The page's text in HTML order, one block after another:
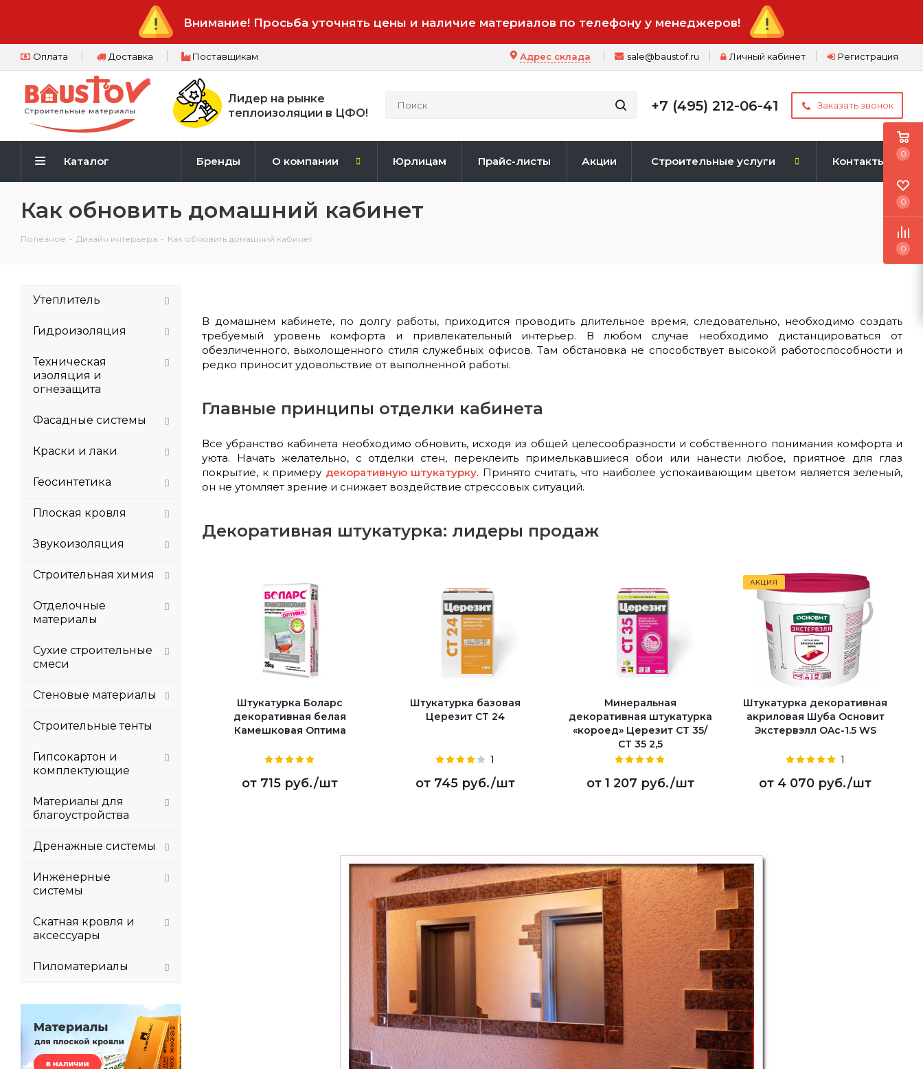
Внимание! Просьба уточнять цены и наличие материалов по телефону у менеджеров!
Оплата Доставка Поставщикам Регистрация
Личный кабинет
sale@baustof.ru
Адрес склада
Лидер на рынке
теплоизоляции в ЦФО!
+7 (495) 212-06-41 Заказать звонок
Каталог Бренды О компании Юрлицам Прайс-листы Акции Строительные услуги Контакты
Как обновить домашний кабинет
Полезное - Дизайн интерьера - Как обновить домашний кабинет
В домашнем кабинете, по долгу работы, приходится проводить длительное время, следовательно, необходимо создать
требуемый уровень комфорта и привлекательный интерьер. В любом случае необходимо дистанцироваться от
обезличенного, выхолощенного стиля служебных офисов. Там обстановка не способствует высокой работоспособности и
редко приносит удовольствие от выполненной работы.
Главные принципы отделки кабинета
Все убранство кабинета необходимо обновить, исходя из общей целесообразности и собственного понимания комфорта и
уюта. Начать желательно, с отделки стен, переклеить примелькавшиеся обои или нанести любое, приятное для глаз
покрытие, к примеру декоративную штукатурку. Принято считать, что наиболее успокаивающим цветом является зеленый,
он не утомляет зрение и снижает воздействие стрессовых ситуаций.
Декоративная штукатурка: лидеры продаж
Штукатурка Боларс
декоративная белая
Камешковая Оптима
от 715 руб./шт
Штукатурка базовая
Церезит CT 24
1
от 745 руб./шт
Минеральная
декоративная штукатурка
«короед» Церезит CT 35/
CT 35 2,5
от 1 207 руб./шт
АКЦИЯ
Штукатурка декоративная
акриловая Шуба Основит
Экстервэлл OAc-1.5 WS
1
от 4 070 руб./шт
Утеплитель
Гидроизоляция
Техническая
изоляция и
огнезащита
Фасадные системы
Краски и лаки
Геосинтетика
Плоская кровля
Звукоизоляция
Строительная химия
Отделочные
материалы
Сухие строительные
смеси
Стеновые материалы
Строительные тенты
Гипсокартон и
комплектующие
Материалы для
благоустройства
Дренажные системы
Инженерные
системы
Скатная кровля и
аксессуары
Пиломатериалы
0
0
0